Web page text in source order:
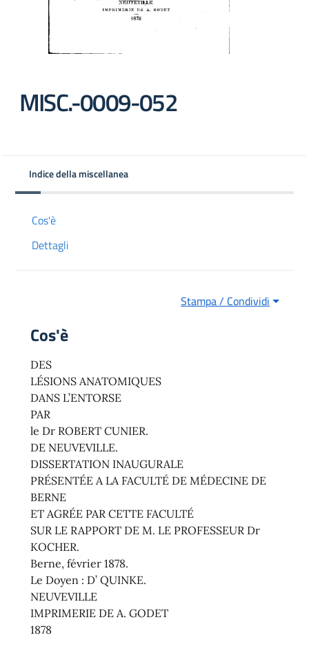
MISC.-0009-052
Indice della miscellanea
Cos'è
Dettagli
Stampa / Condividi
Cos'è
DES
LÉSIONS ANATOMIQUES
DANS L’ENTORSE
PAR
le Dr ROBERT CUNIER.
DE NEUVEVILLE.
DISSERTATION INAUGURALE
PRÉSENTÉE A LA FACULTÉ DE MÉDECINE DE
BERNE
ET AGRÉE PAR CETTE FACULTÉ
SUR LE RAPPORT DE M. LE PROFESSEUR Dr
KOCHER.
Berne, février 1878.
Le Doyen : D’ QUINKE.
NEUVEVILLE
IMPRIMERIE DE A. GODET
1878